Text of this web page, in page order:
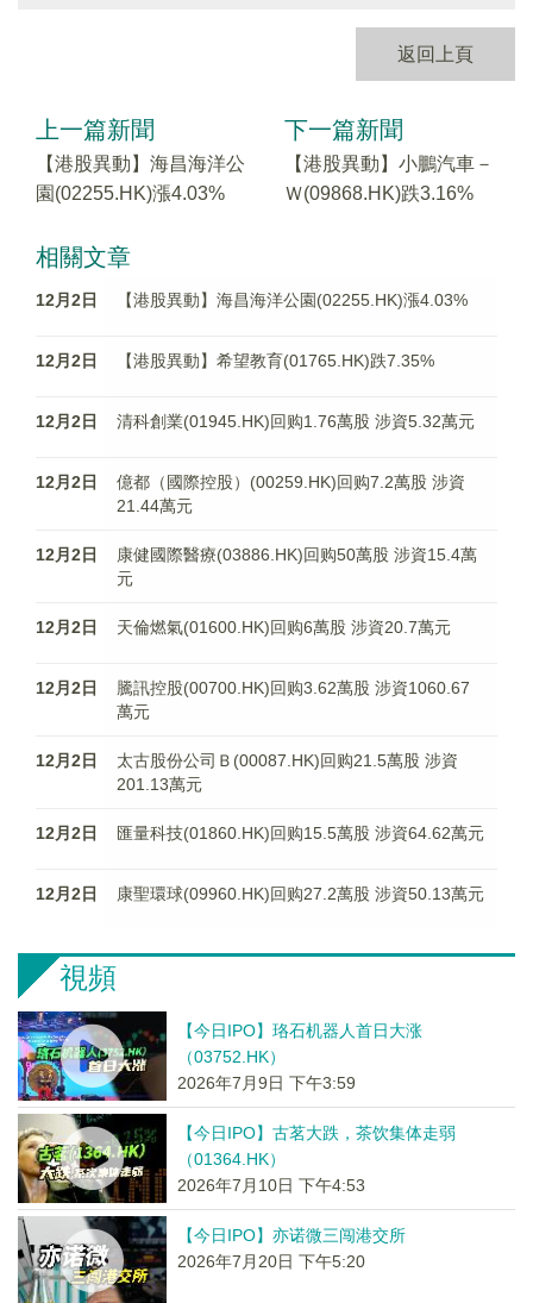
返回上頁
上一篇新聞
【港股異動】海昌海洋公
園(02255.HK)漲4.03%
下一篇新聞
【港股異動】小鵬汽車－
Ｗ(09868.HK)跌3.16%
相關文章
12月2日 【港股異動】海昌海洋公園(02255.HK)漲4.03%
12月2日 【港股異動】希望教育(01765.HK)跌7.35%
12月2日 清科創業(01945.HK)回购1.76萬股 涉資5.32萬元
12月2日
億都（國際控股）(00259.HK)回购7.2萬股 涉資
21.44萬元
12月2日
康健國際醫療(03886.HK)回购50萬股 涉資15.4萬
元
12月2日 天倫燃氣(01600.HK)回购6萬股 涉資20.7萬元
12月2日
騰訊控股(00700.HK)回购3.62萬股 涉資1060.67
萬元
12月2日
太古股份公司Ｂ(00087.HK)回购21.5萬股 涉資
201.13萬元
12月2日 匯量科技(01860.HK)回购15.5萬股 涉資64.62萬元
12月2日 康聖環球(09960.HK)回购27.2萬股 涉資50.13萬元
視頻
【今日IPO】珞石机器人首日大涨
（03752.HK）
2026年7月9日 下午3:59
【今日IPO】古茗大跌，茶饮集体走弱
（01364.HK）
2026年7月10日 下午4:53
【今日IPO】亦诺微三闯港交所
2026年7月20日 下午5:20